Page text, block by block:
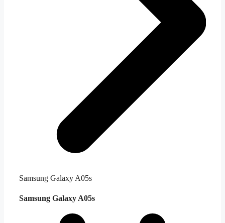
Samsung Galaxy A05s
Samsung Galaxy A05s